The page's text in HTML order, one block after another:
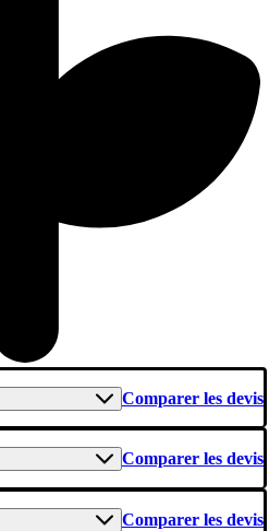
Comparer les devis
Comparer les devis
Comparer les devis